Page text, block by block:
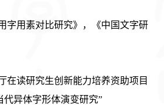
字用素对比研究》，《中国文字研
在读研究生创新能力培养资助项目
代异体字形体演变研究”